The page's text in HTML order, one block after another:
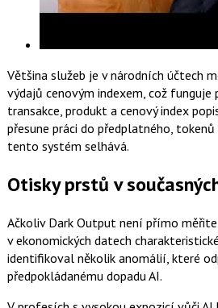
Většina služeb je v národních účtech
výdajů cenovým indexem, což funguje
transakce, produkt a cenový index
přesune práci do předplatného, tokenů
tento systém selhává.
Otisky prstů v
Ačkoliv Dark Output není přímo
v ekonomických datech
identifikoval několik anomálií, které
předpokládanému dopadu AI.